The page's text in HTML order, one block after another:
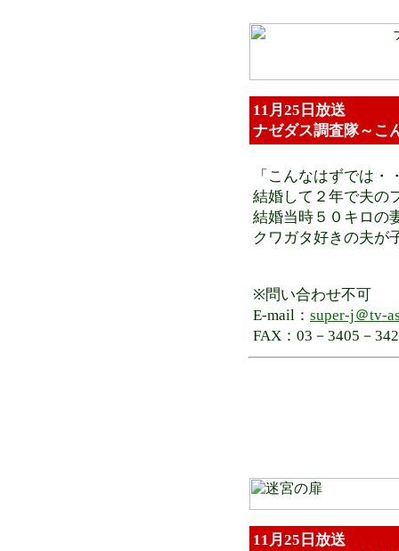
11月25日放送
ナゼダス調査隊～こ
「こんなはずでは・
結婚して２年で夫の
結婚当時５０キロの
クワガタ好きの夫が
※問い合わせ不可
E-mail： super-j＠tv-
FAX：03－3405－
11月25日放送